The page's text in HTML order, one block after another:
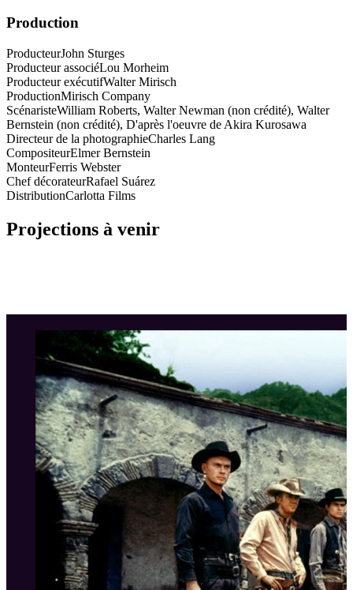
Production
ProducteurJohn Sturges
Producteur associéLou Morheim
Producteur exécutifWalter Mirisch
ProductionMirisch Company
ScénaristeWilliam Roberts, Walter Newman (non crédité), Walter
Bernstein (non crédité), D'après l'oeuvre de Akira Kurosawa
Directeur de la photographieCharles Lang
CompositeurElmer Bernstein
MonteurFerris Webster
Chef décorateurRafael Suárez
DistributionCarlotta Films
Projections à venir